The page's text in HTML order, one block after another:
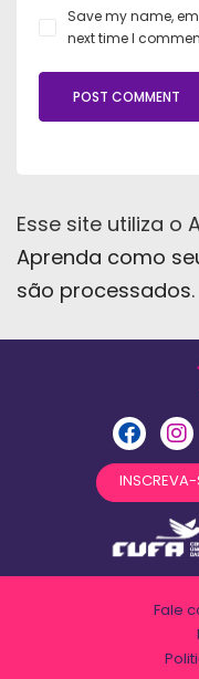
Save my name,
next time I
Esse site utiliza o
Aprenda como
são processados.
INSCREVA-
Fale